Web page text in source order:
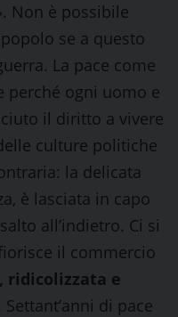
Non è possibile
se a questo
La pace come
perché ogni uomo e
il diritto a vivere
culture politiche
la delicata
è lasciata in capo
all’indietro. Ci si
il commercio
ridicolizzata e
. Settant’anni di pace